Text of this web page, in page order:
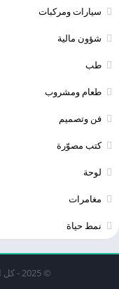
سيارات ومركبات
شؤون مالية
طب
طعام ومشروب
فن وتصميم
كتب مصوّرة
لوحة
مغامرات
نمط حياة
© 2025 - كل الحقوق محفوظة -